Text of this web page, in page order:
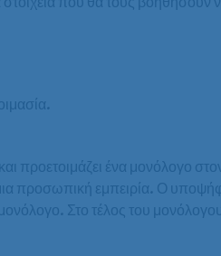
προετοιμάζει ένα μονόλογο
προσωπική εμπειρία. Ο
Στο τέλος του